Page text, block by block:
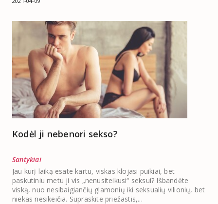
Kodėl ji nebenori sekso?
Santykiai
Jau kurį laiką esate kartu, viskas klojasi puikiai, bet
paskutiniu metu ji vis „nenusiteikusi“ seksui? Išbandėte
viską, nuo nesibaigiančių glamonių iki seksualių vilionių, bet
niekas nesikeičia. Supraskite priežastis,...